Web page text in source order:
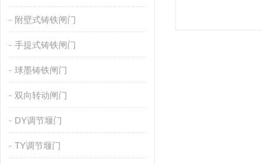
附壁式铸铁闸门
手提式铸铁闸门
球墨铸铁闸门
双向转动闸门
DY调节堰门
TY调节堰门